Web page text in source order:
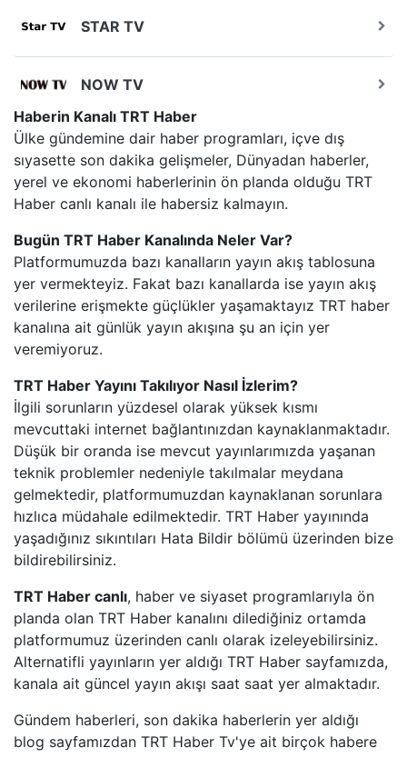
STAR TV
NOW TV
BEYAZ TV
SHOW TV
A2 TV
TEVE2
TV8,5
NTV
HABER GLOBAL
HABERTüRK
HALK TV
A HABER
TELE1
CNN TüRK
ULUSAL KANAL
Haberin Kanalı TRT Haber
Ülke gündemine dair haber programları, içve dış
sıyasette son dakika gelişmeler, Dünyadan haberler,
yerel ve ekonomi haberlerinin ön planda olduğu TRT
Haber canlı kanalı ile habersiz kalmayın.
Bugün TRT Haber Kanalında Neler Var?
Platformumuzda bazı kanalların yayın akış tablosuna
yer vermekteyiz. Fakat bazı kanallarda ise yayın akış
verilerine erişmekte güçlükler yaşamaktayız TRT haber
kanalına ait günlük yayın akışına şu an için yer
veremiyoruz.
TRT Haber Yayını Takılıyor Nasıl İzlerim?
İlgili sorunların yüzdesel olarak yüksek kısmı
mevcuttaki internet bağlantınızdan kaynaklanmaktadır.
Düşük bir oranda ise mevcut yayınlarımızda yaşanan
teknik problemler nedeniyle takılmalar meydana
gelmektedir, platformumuzdan kaynaklanan sorunlara
hızlıca müdahale edilmektedir. TRT Haber yayınında
yaşadığınız sıkıntıları Hata Bildir bölümü üzerinden bize
bildirebilirsiniz.
TRT Haber canlı, haber ve siyaset programlarıyla ön
planda olan TRT Haber kanalını dilediğiniz ortamda
platformumuz üzerinden canlı olarak izeleyebilirsiniz.
Alternatifli yayınların yer aldığı TRT Haber sayfamızda,
kanala ait güncel yayın akışı saat saat yer almaktadır.
Gündem haberleri, son dakika haberlerin yer aldığı
blog sayfamızdan TRT Haber Tv'ye ait birçok habere